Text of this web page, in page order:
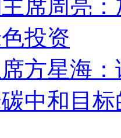
席周亮
投资
方星海
中和目